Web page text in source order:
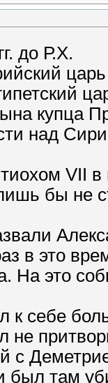
до Р.Х.
купца
над
VII
бы не
в это
На это
к себе
не
с
там